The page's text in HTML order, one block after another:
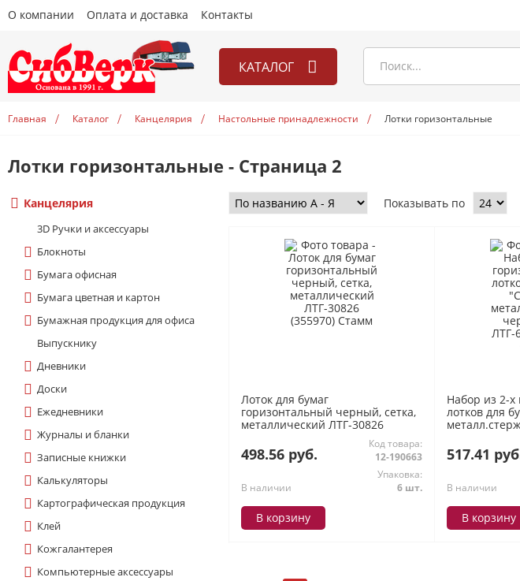
О компании Оплата и доставка Контакты
КАТАЛОГ
Игры
Учебники
Главная Каталог Канцелярия Настольные принадлежности Лотки горизонтальные
Лотки горизонтальные - Страница 2
Канцелярия
3D Ручки и аксесcуары
Блокноты
Бумага офисная
Бумага цветная и картон
Бумажная продукция для офиса
Выпускнику
Дневники
Доски
Ежедневники
Журналы и бланки
Записные книжки
Калькуляторы
Картографическая продукция
Клей
Кожгалантерея
Компьютерные аксессуары
Показывать по
Лоток для бумаг
горизонтальный черный, сетка,
металлический ЛТГ-30826
498.56 руб.
Код товара:
12-190663
В наличии
Упаковка:
6 шт.
В корзину
Набор из 2-х
лотков для
ЛТГ-63793/
517.41
В наличии
В корзину